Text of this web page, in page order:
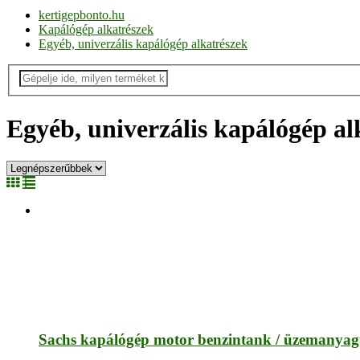
kertigepbonto.hu
Kapálógép alkatrészek
Egyéb, univerzális kapálógép alkatrészek
Egyéb, univerzális kapálógép
Sachs kapálógép motor benzintank /